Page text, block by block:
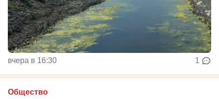
вчера в 16:30 1
Общество